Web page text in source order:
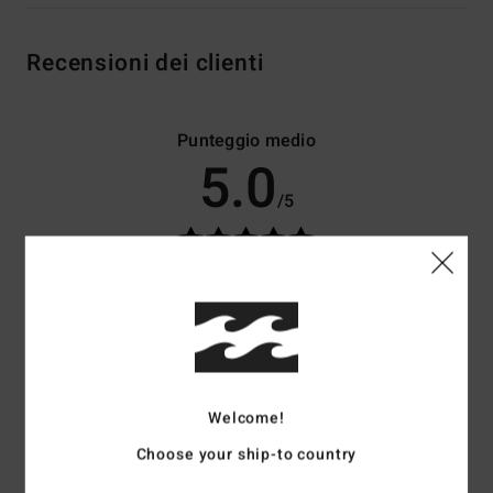
Recensioni dei clienti
Punteggio medio
5.0/5
Rapporto qualità-prezzo
5.0
Welcome!
Choose your ship-to country